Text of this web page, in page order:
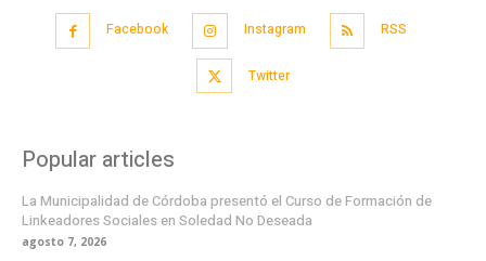
Facebook Instagram RSS
Twitter
Popular articles
La Municipalidad de Córdoba presentó el Curso de Formación de
Linkeadores Sociales en Soledad No Deseada
agosto 7, 2026